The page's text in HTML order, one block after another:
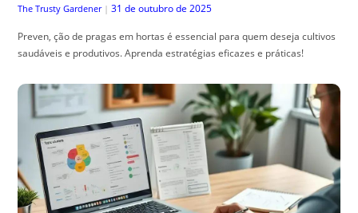
The Trusty Gardener | 31 de outubro de 2025
Preven, ção de pragas em hortas é essencial para quem deseja cultivos
saudáveis e produtivos. Aprenda estratégias eficazes e práticas!